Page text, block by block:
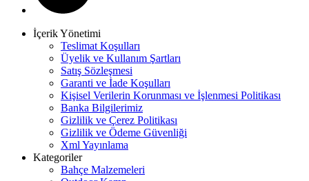
İçerik Yönetimi
Teslimat Koşulları
Üyelik ve Kullanım Şartları
Satış Sözleşmesi
Garanti ve İade Koşulları
Kişisel Verilerin Korunması ve İşlenmesi Politikası
Banka Bilgilerimiz
Gizlilik ve Çerez Politikası
Gizlilik ve Ödeme Güvenliği
Xml Yayınlama
Kategoriler
Bahçe Malzemeleri